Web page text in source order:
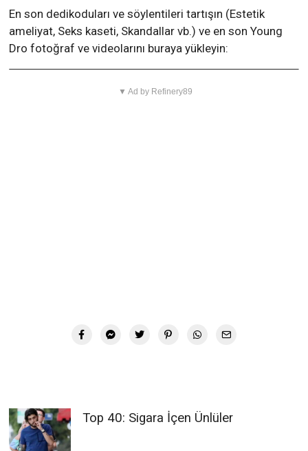
En son dedikoduları ve söylentileri tartışın (Estetik
ameliyat, Seks kaseti, Skandallar vb.) ve en son Young
Dro fotoğraf ve videolarını buraya yükleyin:
▼ Ad by Refinery89
Top 40: Sigara İçen Ünlüler